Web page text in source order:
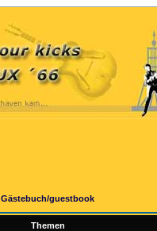
Gästebuch/guestbook
Themen